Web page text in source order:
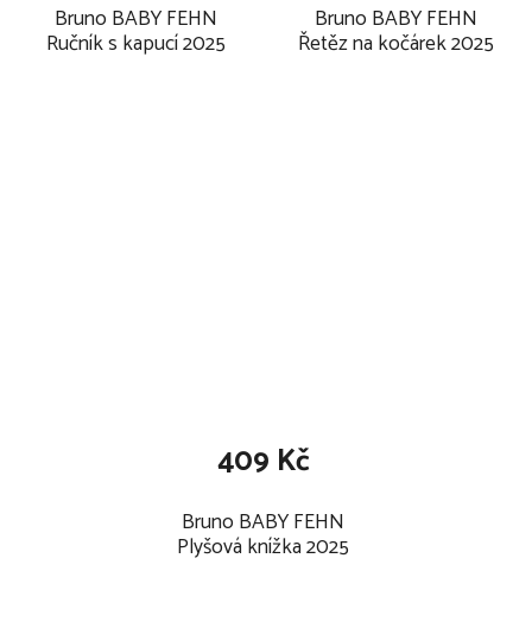
Bruno BABY FEHN
Ručník s kapucí 2025
Bruno BABY FEHN
Řetěz na kočárek 2025
Bruno BABY FEHN
Plyšová knížka 2025
409 Kč